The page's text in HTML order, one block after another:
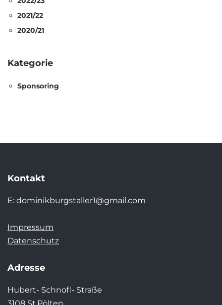
2021/22
2020/21
Kategorie
Sponsoring
Kontakt
E: dominikburgstaller1@gmail.com
Impressum
Datenschutz
Adresse
Hubert- Schnofl- Straße